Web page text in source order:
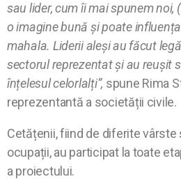
sau lider, cum îi mai spunem noi,
o imagine bună și poate
mahala. Liderii aleși au făcut
sectorul reprezentat și au reușit
înțelesul celorlalți”, spune Rima
reprezentantă a societății civile.
Cetățenii, fiind de diferite vârste
ocupații, au participat la toate
a proiectului.